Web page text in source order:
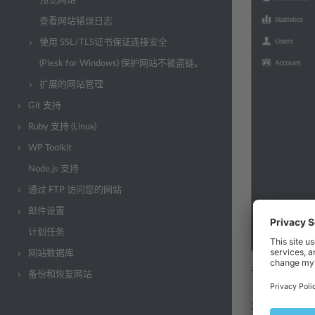
查看网站错误日志
使用 SSL/TLS证书保证连接安全
(Plesk for Windows) 保护网站不被盗链。
扩展的网站管理
Git 支持
Ruby 支持 (Linux)
WP Toolkit
Node.js 支持
通过 FTP 访问您的网站
邮件设置
计划任务
网站数据库
备份和恢复网站 该设置分成几
通用设置